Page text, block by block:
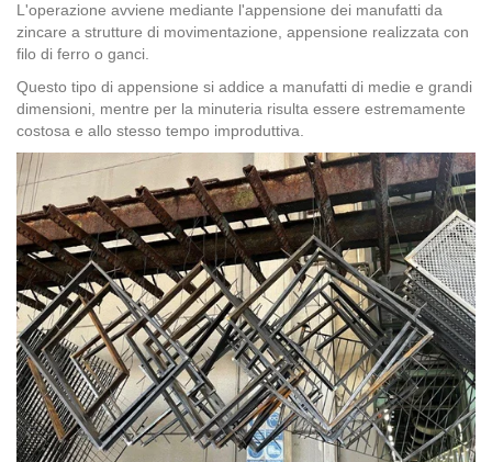
L'operazione avviene mediante l'appensione dei manufatti da
zincare a strutture di movimentazione, appensione realizzata con
filo di ferro o ganci.
Questo tipo di appensione si addice a manufatti di medie e grandi
dimensioni, mentre per la minuteria risulta essere estremamente
costosa e allo stesso tempo improduttiva.